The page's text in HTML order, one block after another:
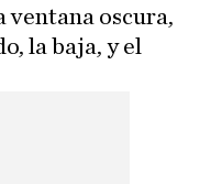
ventana oscura,
la baja, y el